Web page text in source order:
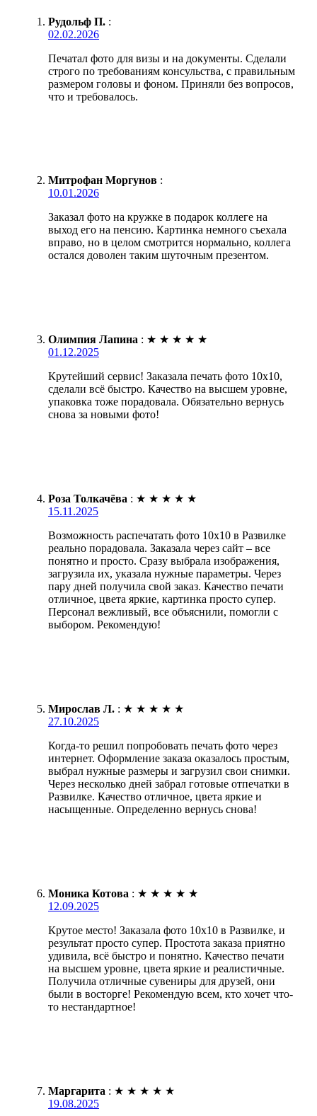
Рудольф П. :
02.02.2026
Печатал фото для визы и на документы. Сделали
строго по требованиям консульства, с правильным
размером головы и фоном. Приняли без вопросов,
что и требовалось.
Митрофан Моргунов :
10.01.2026
Заказал фото на кружке в подарок коллеге на
выход его на пенсию. Картинка немного съехала
вправо, но в целом смотрится нормально, коллега
остался доволен таким шуточным презентом.
Олимпия Лапина : ★ ★ ★ ★ ★
01.12.2025
Крутейший сервис! Заказала печать фото 10х10,
сделали всё быстро. Качество на высшем уровне,
упаковка тоже порадовала. Обязательно вернусь
снова за новыми фото!
Роза Толкачёва : ★ ★ ★ ★ ★
15.11.2025
Возможность распечатать фото 10х10 в Развилке
реально порадовала. Заказала через сайт – все
понятно и просто. Сразу выбрала изображения,
загрузила их, указала нужные параметры. Через
пару дней получила свой заказ. Качество печати
отличное, цвета яркие, картинка просто супер.
Персонал вежливый, все объяснили, помогли с
выбором. Рекомендую!
Мирослав Л. : ★ ★ ★ ★ ★
27.10.2025
Когда-то решил попробовать печать фото через
интернет. Оформление заказа оказалось простым,
выбрал нужные размеры и загрузил свои снимки.
Через несколько дней забрал готовые отпечатки в
Развилке. Качество отличное, цвета яркие и
насыщенные. Определенно вернусь снова!
Моника Котова : ★ ★ ★ ★ ★
12.09.2025
Крутое место! Заказала фото 10х10 в Развилке, и
результат просто супер. Простота заказа приятно
удивила, всё быстро и понятно. Качество печати
на высшем уровне, цвета яркие и реалистичные.
Получила отличные сувениры для друзей, они
были в восторге! Рекомендую всем, кто хочет что-
то нестандартное!
Маргарита : ★ ★ ★ ★ ★
19.08.2025